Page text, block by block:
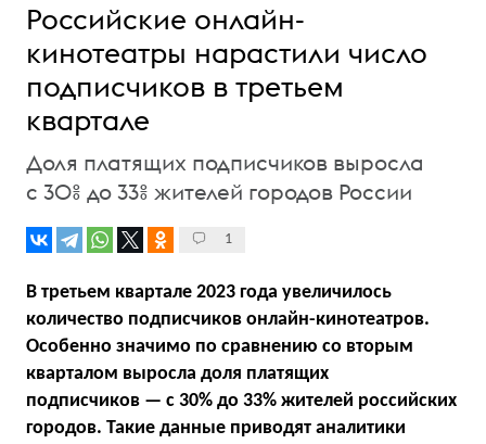
Российские онлайн-
кинотеатры нарастили число
подписчиков в третьем
квартале
Доля платящих подписчиков выросла
c 30% до 33% жителей городов России
1
В третьем квартале 2023 года увеличилось
количество подписчиков онлайн-кинотеатров.
Особенно значимо по сравнению со вторым
кварталом выросла доля платящих
подписчиков — c 30% до 33% жителей российских
городов. Такие данные приводят аналитики